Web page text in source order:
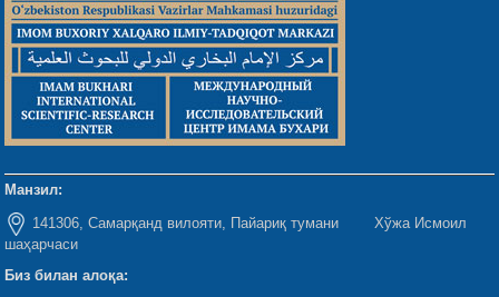
Манзил:
141306, Самарқанд вилояти, Пайариқ тумани Хўжа Исмоил
шаҳарчаси
Биз билан алоқа: